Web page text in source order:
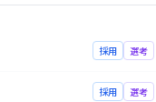
採用 選考
採用 選考